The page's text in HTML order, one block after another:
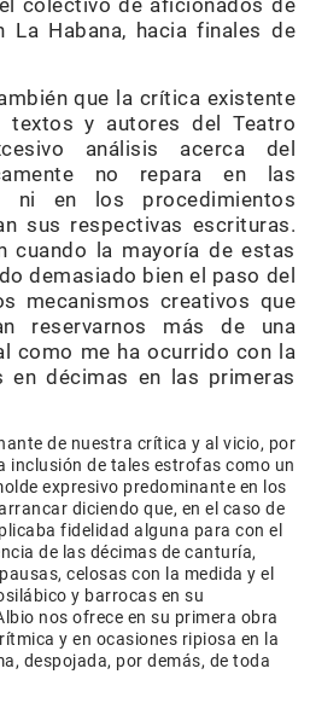
colectivo de aficionados de
La Habana, hacia finales de
que la crítica existente
y autores del Teatro
análisis acerca del
no repara en las
ni en los procedimientos
sus respectivas escrituras.
cuando la mayoría de estas
demasiado bien el paso del
mecanismos creativos que
reservarnos más de una
como me ha ocurrido con la
en décimas en las primeras
de nuestra crítica y al vicio, por
inclusión de tales estrofas como un
expresivo predominante en los
diciendo que, en el caso de
fidelidad alguna para con el
de las décimas de canturía,
celosas con la medida y el
y barrocas en su
nos ofrece en su primera obra
y en ocasiones ripiosa en la
despojada, por demás, de toda